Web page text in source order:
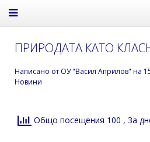
ПРИРОДАТА КАТО
Написано от ОУ "Васил Априлов" на
Новини
Общо посещения 100 , За